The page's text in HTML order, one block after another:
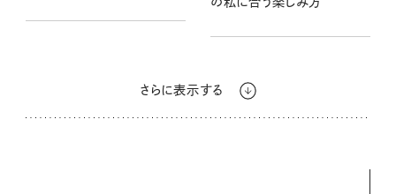
さらに表示する